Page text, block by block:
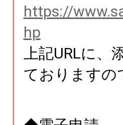
https://
hp
上記URLに、
ておりますの